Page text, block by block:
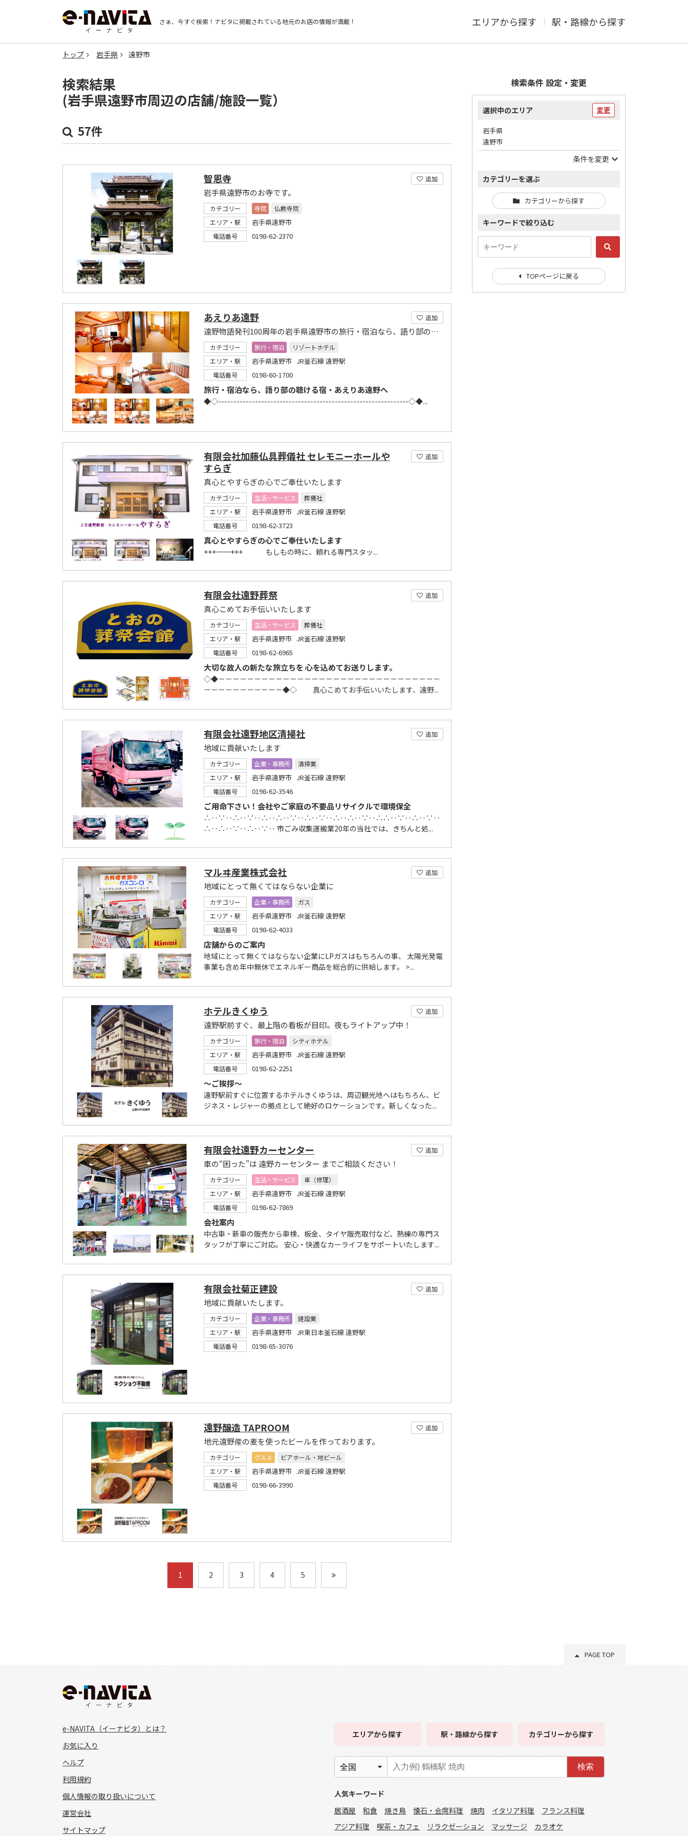
さぁ、今すぐ検索！ ナビタに掲載されている地元のお店の情報が満載！ エリアから探す 駅・路線から探す
トップ 岩手県 遠野市
検索結果
(岩手県遠野市周辺の店舗/施設一覧）
57件
追加
智恩寺
岩手県遠野市のお寺です。
カテゴリー 寺院
仏教寺院
エリア・駅
岩手県遠野市
電話番号 0198-62-2370
追加
あえりあ遠野
遠野物語発刊100周年の岩手県遠野市の旅行・宿泊なら、語り部の聴ける宿・あえりあ遠野
カテゴリー 旅行・宿泊
リゾートホテル
エリア・駅
岩手県遠野市 JR釜石線 遠野駅
電話番号 0198-60-1700
旅行・宿泊なら、語り部の聴ける宿・あえりあ遠野へ
◆◇--------------------------------------------------------------◇◆...
追加
有限会社加藤仏具葬儀社 セレモニーホールや
すらぎ
真心とやすらぎの心でご奉仕いたします
カテゴリー 生活・サービス
葬儀社
エリア・駅
岩手県遠野市 JR釜石線 遠野駅
電話番号 0198-62-3723
真心とやすらぎの心でご奉仕いたします
+++―――――――――――――――――――――――――――――――――――――――――+++ もしもの時に、頼れる専門スタッ...
追加
有限会社遠野葬祭
真心こめてお手伝いいたします
カテゴリー 生活・サービス
葬儀社
エリア・駅
岩手県遠野市 JR釜石線 遠野駅
電話番号 0198-62-6965
大切な故人の新たな旅立ちを 心を込めてお送りします。
◇◆－－－－－－－－－－－－－－－－－－－－－－－－－－－－－－－
－－－－－－－－－－－◆◇ 真心こめてお手伝いいたします、遠野...
追加
有限会社遠野地区清掃社
地域に貢献いたします
カテゴリー 企業・事務所
清掃業
エリア・駅
岩手県遠野市 JR釜石線 遠野駅
電話番号 0198-62-3546
ご用命下さい！会社やご家庭の不要品リサイクルで環境保全
∴‥∵‥∴‥∵‥∴‥∴‥∵‥∴‥∵‥∴‥∴‥∵‥∴∴‥∵‥∴‥∵‥
∴‥∴‥∵‥∴‥∵‥ 市ごみ収集運搬業20年の当社では、きちんと処...
追加
マルヰ産業株式会社
地域にとって無くてはならない企業に
カテゴリー 企業・事務所
ガス
エリア・駅
岩手県遠野市 JR釜石線 遠野駅
電話番号 0198-62-4033
店舗からのご案内
地域にとって無くてはならない企業にLPガスはもちろんの事、 太陽光発電
事業も含め年中無休でエネルギー商品を総合的に供給します。 >...
追加
ホテルきくゆう
遠野駅前すぐ、最上階の看板が目印。夜もライトアップ中！
カテゴリー 旅行・宿泊
シティホテル
エリア・駅
岩手県遠野市 JR釜石線 遠野駅
電話番号 0198-62-2251
～ご挨拶～
遠野駅前すぐに位置するホテルきくゆうは、周辺観光地へはもちろん、ビ
ジネス・レジャーの拠点として絶好のロケーションです。新しくなった...
追加
有限会社遠野カーセンター
車の“困った”は 遠野カーセンター までご相談ください！
カテゴリー 生活・サービス
車（修理）
エリア・駅
岩手県遠野市 JR釜石線 遠野駅
電話番号 0198-62-7869
会社案内
中古車・新車の販売から車検、板金、タイヤ販売取付など、熟練の専門ス
タッフが丁寧にご対応。 安心・快適なカーライフをサポートいたします...
追加
有限会社菊正建設
地域に貢献いたします。
カテゴリー 企業・事務所
建設業
エリア・駅
岩手県遠野市 JR東日本釜石線 遠野駅
電話番号 0198-65-3076
追加
遠野醸造 TAPROOM
地元遠野産の麦を使ったビールを作っております。
カテゴリー グルメ
ビアホール・地ビール
エリア・駅
岩手県遠野市 JR釜石線 遠野駅
電話番号 0198-66-3990
1 2 3 4 5
検索条件 設定・変更
選択中のエリア 変更
岩手県
遠野市
条件を変更
カテゴリーを選ぶ
カテゴリーから探す
キーワードで絞り込む
TOPページに戻る
PAGE TOP
e-NAVITA（イーナビタ）とは？
お気に入り
ヘルプ
利用規約
個人情報の取り扱いについて
運営会社
サイトマップ
エリアから探す 駅・路線から探す カテゴリーから探す
検索
人気キーワード
居酒屋
和食 焼き鳥 懐石・会席料理 焼肉 イタリア料理
フランス料理
アジア料理
喫茶・カフェ リラクゼーション マッサージ カラオケ